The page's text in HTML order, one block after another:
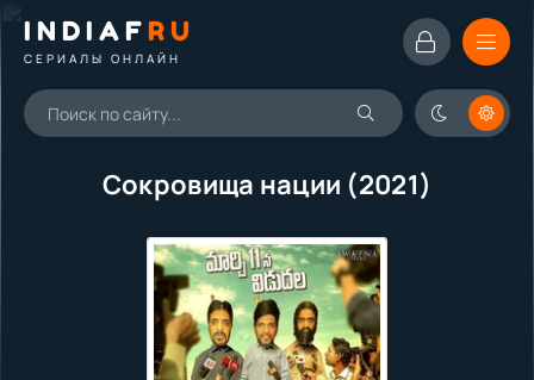
INDIAFRU
СЕРИАЛЫ ОНЛАЙН
Сокровища нации (2021)